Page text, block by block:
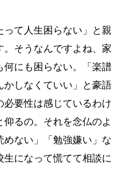
て人生困らない」と親
そうなんですよね、家
何にも困らない。「楽譜
しなくていい」と豪語
要性は感じているわけ
るの。それを念仏のよ
めない」「勉強嫌い」な
になって慌てて相談に